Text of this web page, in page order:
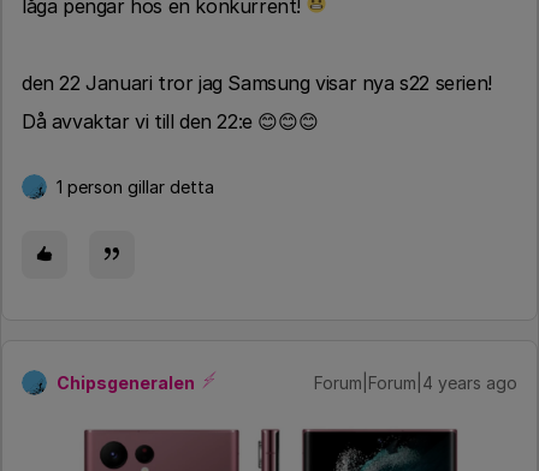
låga pengar hos en konkurrent!
den 22 Januari tror jag Samsung visar nya s22 serien!
Då avvaktar vi till den 22:e 😊😊😊
1 person gillar detta
Chipsgeneralen Forum|Forum|4 years ago